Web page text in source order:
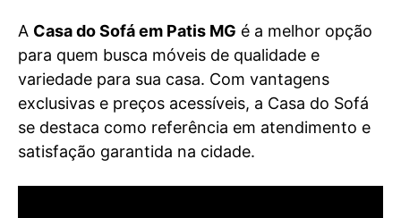
A Casa do Sofá em Patis MG é a melhor opção
para quem busca móveis de qualidade e
variedade para sua casa. Com vantagens
exclusivas e preços acessíveis, a Casa do Sofá
se destaca como referência em atendimento e
satisfação garantida na cidade.